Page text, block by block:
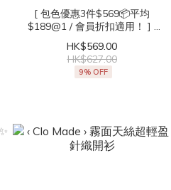
[ 包色優惠3件$569📦平均
$189@1 / 會員折扣適用！ ] ‹
Clo Made › 直角肩get！法式
立領無袖Top
HK$569.00
HK$627.00
9% OFF